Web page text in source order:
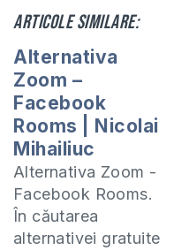
Articole similare:
Alternativa
Zoom –
Facebook
Rooms | Nicolai
Mihailiuc
Alternativa Zoom -
Facebook Rooms.
În căutarea
alternativei gratuite